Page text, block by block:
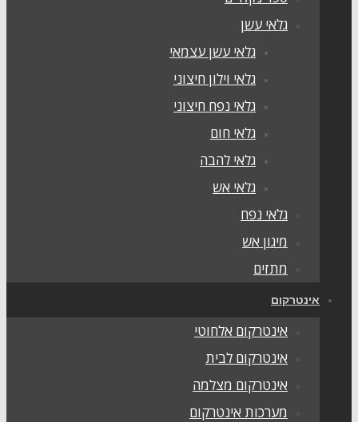
גלאי עשן
גלאי עשן עצמאי
גלאי וילון חיצוני
גלאי נפח חיצוני
גלאי חום
גלאי להבה
גלאי אש
גלאי נפח
מיגון אש
אינטרקום אלחוטי
אינטרקום לבית
אינטרקום מצלמה
מערכות אינטרקום